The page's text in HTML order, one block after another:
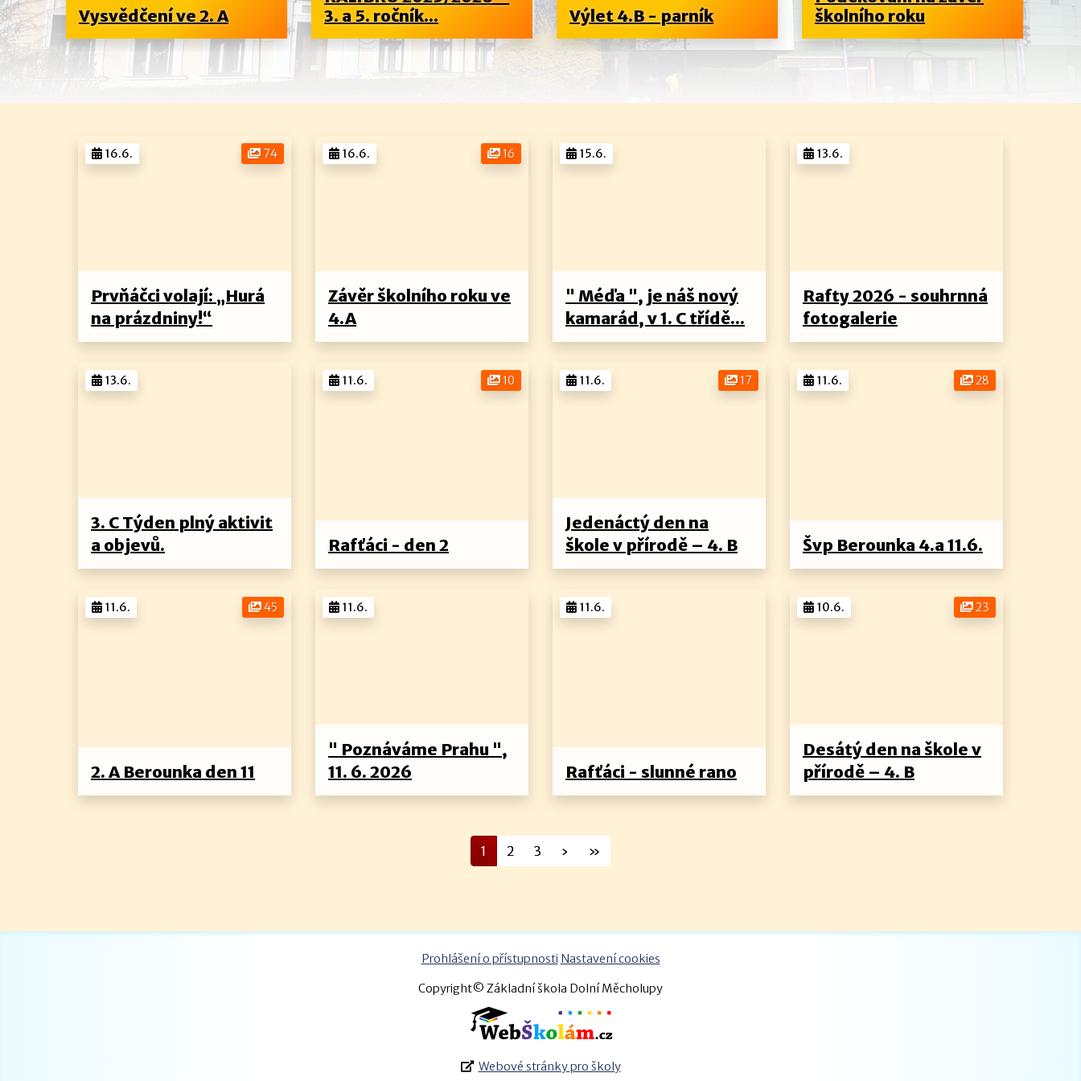
Vysvědčení ve 2. A
3. a 5. ročník...
Výlet 4.B - parník
školního roku
Prvňáčci volají: „Hurá
na prázdniny!“
74
16.6.
Závěr školního roku ve
4.A
16
16.6.
" Méďa ", je náš nový
kamarád, v 1. C třídě...
15.6.
Rafty 2026 - souhrnná
fotogalerie
13.6.
3. C Týden plný aktivit
a objevů.
13.6.
Rafťáci - den 2
10
11.6.
Jedenáctý den na
škole v přírodě – 4. B
17
11.6.
Švp Berounka 4.a 11.6.
28
11.6.
2. A Berounka den 11
45
11.6.
" Poznáváme Prahu ",
11. 6. 2026
11.6.
Rafťáci - slunné rano
11.6.
Desátý den na škole v
přírodě – 4. B
23
10.6.
1 2 3 › »
Prohlášení o přístupnosti Nastavení cookies
Copyright© Základní škola Dolní Měcholupy
Webové stránky pro školy